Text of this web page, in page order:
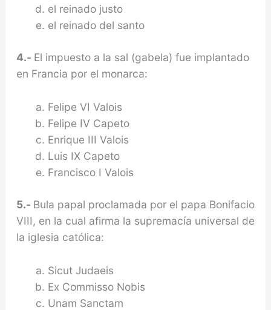
el reinado justo
el reinado del santo
4.- El impuesto a la sal (gabela) fue implantado
en Francia por el monarca:
Felipe VI Valois
Felipe IV Capeto
Enrique III Valois
Luis IX Capeto
Francisco I Valois
5.- Bula papal proclamada por el papa Bonifacio
VIII, en la cual afirma la supremacía universal de
la iglesia católica:
Sicut Judaeis
Ex Commisso Nobis
Unam Sanctam